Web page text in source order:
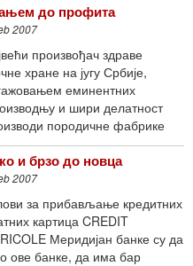
до профита
2007
произвођач здраве
хране на југу Србије,
еминентних
и шири делатност
породичне фабрике
и брзо до новца
2007
за прибављање кредитних
картица CREDIT
Меридијан банке су да
ове банке, да има бар